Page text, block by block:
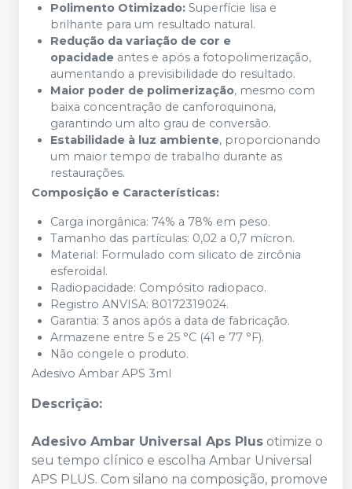
Polimento Otimizado: Superfície lisa e
brilhante para um resultado natural.
Redução da variação de cor e
opacidade antes e após a fotopolimerização,
aumentando a previsibilidade do resultado.
Maior poder de polimerização, mesmo com
baixa concentração de canforoquinona,
garantindo um alto grau de conversão.
Estabilidade à luz ambiente, proporcionando
um maior tempo de trabalho durante as
restaurações.
Composição e Características:
Carga inorgânica: 74% a 78% em peso.
Tamanho das partículas: 0,02 a 0,7 mícron.
Material: Formulado com silicato de zircônia
esferoidal.
Radiopacidade: Compósito radiopaco.
Registro ANVISA: 80172319024.
Garantia: 3 anos após a data de fabricação.
Armazene entre 5 e 25 °C (41 e 77 °F).
Não congele o produto.
Adesivo Ambar APS 3ml
Descrição:
Adesivo Ambar Universal Aps Plus otimize o
seu tempo clínico e escolha Ambar Universal
APS PLUS. Com silano na composição, promove